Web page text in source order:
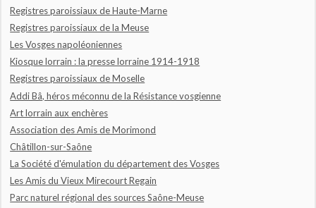
Registres paroissiaux de Haute-Marne
Registres paroissiaux de la Meuse
Les Vosges napoléoniennes
Kiosque lorrain : la presse lorraine 1914-1918
Registres paroissiaux de Moselle
Addi Bâ, héros méconnu de la Résistance vosgienne
Art lorrain aux enchères
Association des Amis de Morimond
Châtillon-sur-Saône
La Société d'émulation du département des Vosges
Les Amis du Vieux Mirecourt Regain
Parc naturel régional des sources Saône-Meuse